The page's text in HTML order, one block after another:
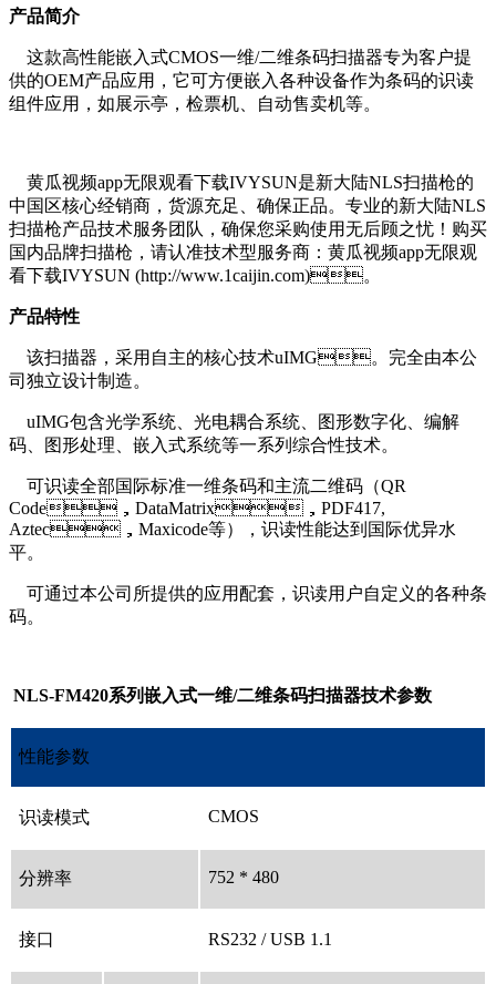
产品简介
这款高性能嵌入式CMOS一维/二维条码扫描器专为客户提
供的OEM产品应用，它可方便嵌入各种设备作为条码的识读
组件应用，如展示亭，检票机、自动售卖机等。
黄瓜视频app无限观看下载IVYSUN是新大陆NLS扫描枪的
中国区核心经销商，货源充足、确保正品。专业的新大陆NLS
扫描枪产品技术服务团队，确保您采购使用无后顾之忧！购买
国内品牌扫描枪，请认准技术型服务商：黄瓜视频app无限观
看下载IVYSUN (http://www.1caijin.com)。
产品特性
该扫描器，采用自主的核心技术uIMG。完全由本公
司独立设计制造。
uIMG包含光学系统、光电耦合系统、图形数字化、编解
码、图形处理、嵌入式系统等一系列综合性技术。
可识读全部国际标准一维条码和主流二维码（QR
Code，DataMatrix，PDF417,
Aztec，Maxicode等），识读性能达到国际优异水
平。
可通过本公司所提供的应用配套，识读用户自定义的各种条
码。
NLS-FM420系列嵌入式一维/二维条码扫描器技术参数
性能参数
识读模式 CMOS
分辨率 752 * 480
接口 RS232 / USB 1.1